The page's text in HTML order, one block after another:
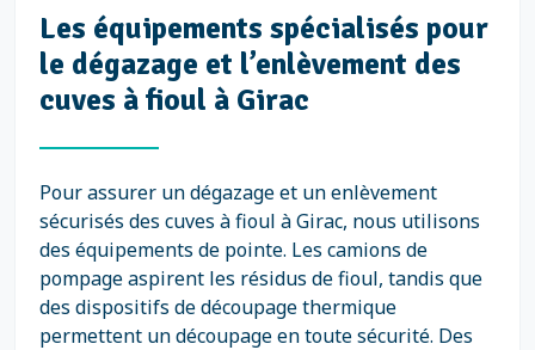
Les équipements spécialisés pour
le dégazage et l’enlèvement des
cuves à fioul à Girac
Pour assurer un dégazage et un enlèvement
sécurisés des cuves à fioul à Girac, nous utilisons
des équipements de pointe. Les camions de
pompage aspirent les résidus de fioul, tandis que
des dispositifs de découpage thermique
permettent un découpage en toute sécurité. Des